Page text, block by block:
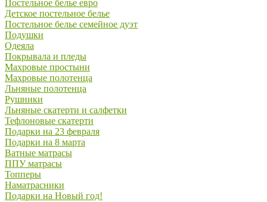
Постельное белье евро
Детское постельное белье
Постельное белье семейное дуэт
Подушки
Одеяла
Покрывала и пледы
Махровые простыни
Махровые полотенца
Льняные полотенца
Рушники
Льняные скатерти и салфетки
Тефлоновые скатерти
Подарки на 23 февраля
Подарки на 8 марта
Ватные матрасы
ППУ матрасы
Топперы
Наматрасники
Подарки на Новый год!